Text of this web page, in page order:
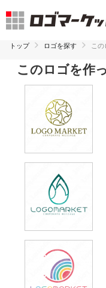
トップ ロゴを探す こ
このロゴを作